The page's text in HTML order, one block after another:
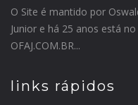
O Site é mantido por
Junior e há 25 anos está
OFAJ.COM.BR...
links rápidos